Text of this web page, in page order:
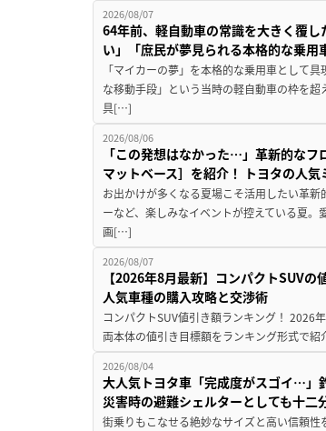
2026/08/07
64年前、軽自動車の常識を大きく覆
い」「庶民が夢見られる本格的な乗用
「マイカーの夢」を本格的な乗用車として
な移動手段」という当時の軽自動車の枠を
具[…]
2026/08/06
「この発想はなかった…」革新的な
マットベース］を紹介！ トヨタの人
お出かけが多くなる夏場こそ活用したい革
ーなど、楽しみなイベントが控えている夏
画[…]
2026/08/07
【2026年8月最新】コンパクトSUV
人気車種の購入攻略と交渉術
コンパクトSUV値引き額ランキング！ 2026
両本体の値引き目標額をランキング形式で
2026/08/04
大人気トヨタ車「完成度がスゴイ…」
災害時の避難シェルターとしても十二
街乗りもこなせる絶妙なサイズと高い信頼